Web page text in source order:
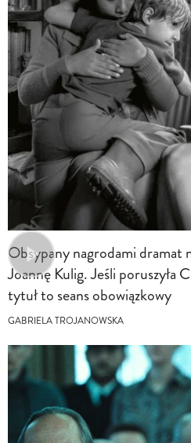
Obsypany nagrodami dramat
Joannę Kulig. Jeśli poruszyła
tytuł to seans obowiązkowy
GABRIELA TROJANOWSKA